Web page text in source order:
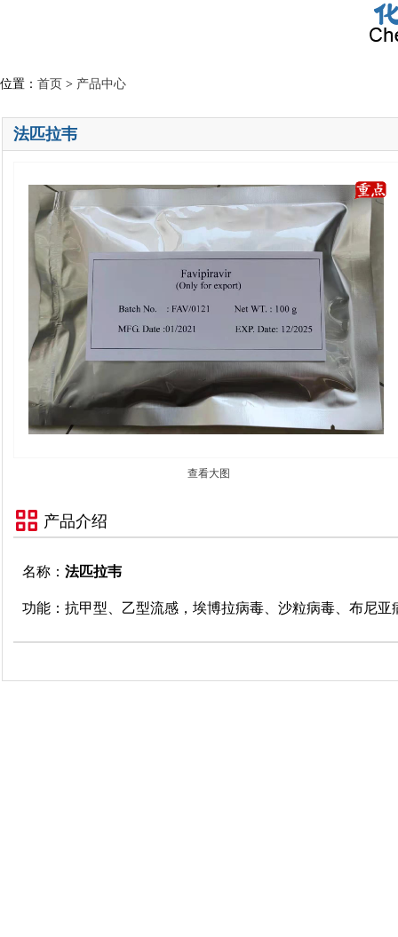
位置： 首页 > 产品中心
法匹拉韦
查看大图
产品介绍
名称： 法匹拉韦
功能：抗甲型、乙型流感，埃博拉病毒、沙粒病毒、布尼亚